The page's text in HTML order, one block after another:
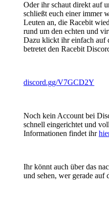
Oder ihr schaut direkt auf
schließt euch einer immer
Leuten an, die Racebit
rund um den echten und
Dazu klickt ihr einfach auf
betretet den Racebit
discord.gg/V7GCD2Y
Noch kein Account bei
schnell eingerichtet und
Informationen findet ihr
Ihr könnt auch über das
und sehen, wer gerade auf